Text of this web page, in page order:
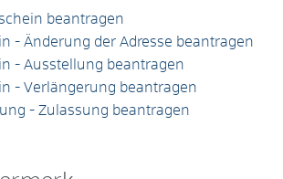
beantragen
- Änderung der Adresse beantragen
- Ausstellung beantragen
- Verlängerung beantragen
- Zulassung beantragen